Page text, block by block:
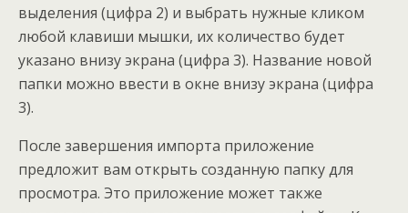
выделения (цифра 2) и выбрать нужные кликом
любой клавиши мышки, их количество будет
указано внизу экрана (цифра 3). Название новой
папки можно ввести в окне внизу экрана (цифра
3).
После завершения импорта приложение
предложит вам открыть созданную папку для
просмотра. Это приложение может также